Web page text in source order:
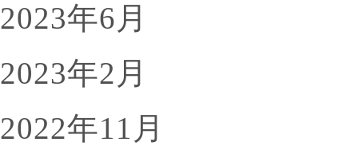
2023年6月
2023年2月
2022年11月